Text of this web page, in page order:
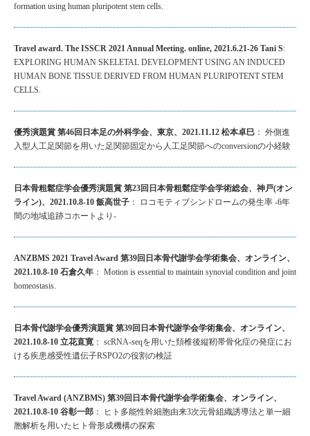
formation using human pluripotent stem cells.
Travel award. The ISSCR 2021 Annual Meeting. online, 2021.6.21-26 Tani S:
EXPLORING HUMAN SKELETAL DEVELOPMENT USING AN INDUCED
HUMAN BONE TISSUE DERIVED FROM HUMAN PLURIPOTENT STEM
CELLS.
優秀演題賞 第46回日本足の外科学会、東京、2021.11.12 松本卓巳 ： 外側進
入型人工足関節を用いた足関節固定から人工足関節へのconversionの小経験
日本骨粗鬆症学会優秀演題賞 第23回日本骨粗鬆症学会学術総会、神戸(オン
ライン)、2021.10.8-10 飯高世子 ： ロコモティブシンドロームの発生率 -6年
間の地域追跡コホートより-
ANZBMS 2021 Travel Award 第39回日本骨代謝学会学術集会、オンライン、
2021.10.8-10 石倉久年 ： Motion is essential to maintain synovial condition and joint
homeostasis.
日本骨代謝学会優秀演題賞 第39回日本骨代謝学会学術集会、オンライン、
2021.10.8-10 立花直寛 ： scRNA-seqを用いた頚椎後縦靭帯骨化症の発症にお
ける疾患感受性遺伝子RSPO2の役割の検証
Travel Award (ANZBMS) 第39回日本骨代謝学会学術集会、オンライン、
2021.10.8-10 谷彰一郎 ： ヒト多能性幹細胞由来3次元骨組織誘導法と単一細
胞解析を用いたヒト骨形成機構の探索